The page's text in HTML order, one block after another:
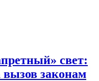
свет:
вызов законам